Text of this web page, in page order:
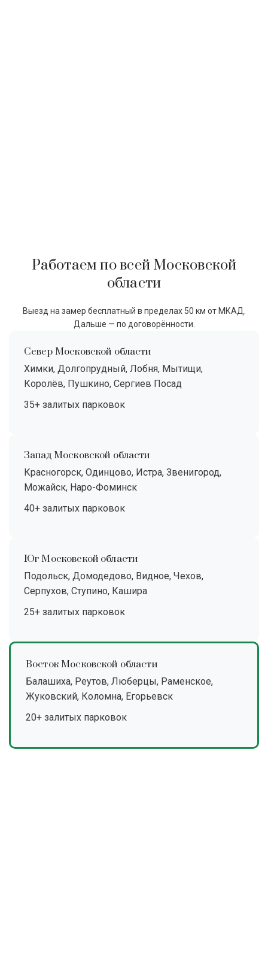
Работаем по всей Московской
области
Выезд на замер бесплатный в пределах 50 км от МКАД.
Дальше — по договорённости.
Север Московской области
Химки, Долгопрудный, Лобня, Мытищи,
Королёв, Пушкино, Сергиев Посад
35+ залитых парковок
Запад Московской области
Красногорск, Одинцово, Истра, Звенигород,
Можайск, Наро-Фоминск
40+ залитых парковок
Юг Московской области
Подольск, Домодедово, Видное, Чехов,
Серпухов, Ступино, Кашира
25+ залитых парковок
Восток Московской области
Балашиха, Реутов, Люберцы, Раменское,
Жуковский, Коломна, Егорьевск
20+ залитых парковок